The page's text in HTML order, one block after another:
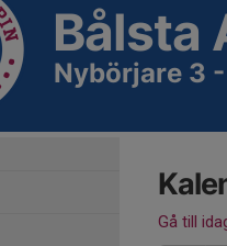
Bålsta
Nybörjare 3
Gå till